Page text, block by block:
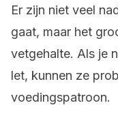
Er zijn niet veel
gaat, maar het
vetgehalte. Als je
let, kunnen ze
voedingspatroon.